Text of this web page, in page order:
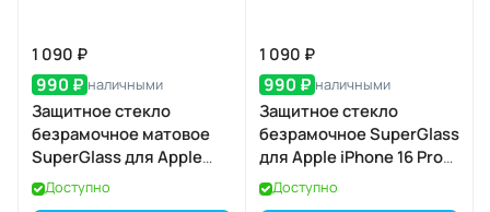
1 090 ₽
990 ₽ наличными
Защитное стекло
безрамочное матовое
SuperGlass для Apple
iPhone 17 Pro
Доступно
1 090 ₽
990 ₽ наличными
Защитное стекло
безрамочное SuperGlass
для Apple iPhone 16 Pro
Max / 17 Pro Max
Доступно